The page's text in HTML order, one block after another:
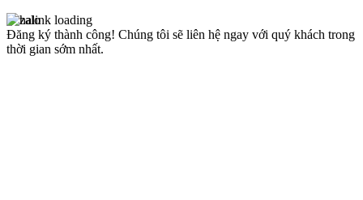
Đăng ký thành công! Chúng tôi sẽ liên hệ ngay với quý khách trong
thời gian sớm nhất.